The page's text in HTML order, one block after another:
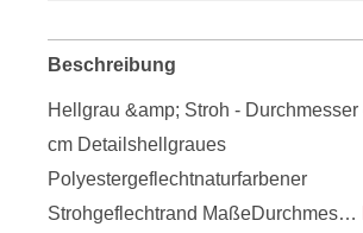
Beschreibung
Hellgrau &amp; Stroh - Durchmesser
cm Detailshellgraues
Polyestergeflechtnaturfarbener
Strohgeflechtrand MaßeDurchmes…